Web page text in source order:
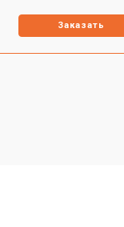
Заказать